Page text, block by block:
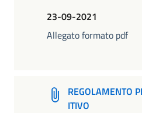
23-09-2021
Allegato formato pdf
REGOLAMENTO
ITIVO